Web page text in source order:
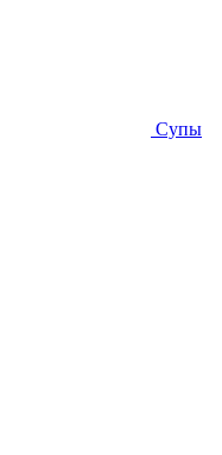
Супы